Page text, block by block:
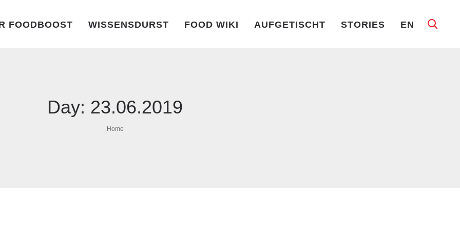
FOODBOOST WISSENSDURST FOOD WIKI AUFGETISCHT STORIES EN
Day: 23.06.2019
Home